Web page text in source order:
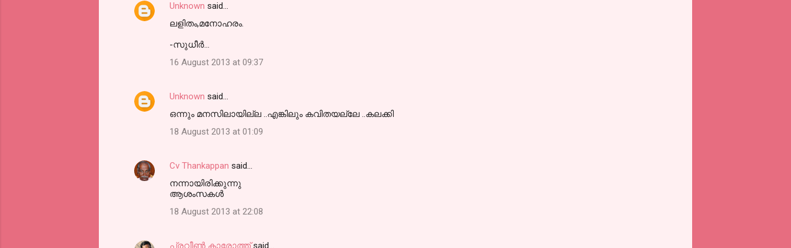
Unknown said…
ലളിതം,മനോഹരം.
-സുധീര്‍...
16 August 2013 at 09:37
Unknown said…
ഒന്നും മനസിലായില്ല ..എങ്കിലും കവിതയല്ലേ ..കലക്കി
18 August 2013 at 01:09
Cv Thankappan said…
നന്നായിരിക്കുന്നു
ആശംസകള്‍
18 August 2013 at 22:08
പ്രവീണ്‍ കാരോത്ത്said…